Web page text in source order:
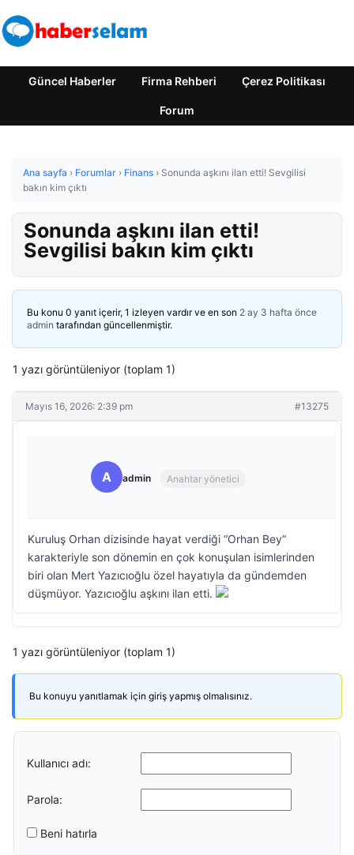
Güncel Haberler Firma Rehberi Çerez Politikası
Forum
Ana sayfa › Forumlar › Finans › Sonunda aşkını ilan etti! Sevgilisi
bakın kim çıktı
Sonunda aşkını ilan etti!
Sevgilisi bakın kim çıktı
Bu konu 0 yanıt içerir, 1 izleyen vardır ve en son 2 ay 3 hafta önce
admin tarafından güncellenmiştir.
1 yazı görüntüleniyor (toplam 1)
Mayıs 16, 2026: 2:39 pm #13275
A admin Anahtar yönetici
Kuruluş Orhan dizisinde hayat verdiği “Orhan Bey”
karakteriyle son dönemin en çok konuşulan isimlerinden
biri olan Mert Yazıcıoğlu özel hayatıyla da gündemden
düşmüyor. Yazıcıoğlu aşkını ilan etti.
1 yazı görüntüleniyor (toplam 1)
Bu konuyu yanıtlamak için giriş yapmış olmalısınız.
Kullanıcı adı:
Parola:
Beni hatırla